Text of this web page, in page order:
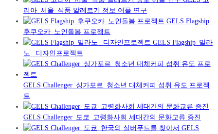
리아_서울_식품 알레르기 정보 어플 연구
GELS Flagship_
후쿠오카_노인돌봄 프로젝트
GELS Flagship_밀라
노_ 디자인프로젝트
GELS Challenger_싱가포르_청소년 대체커피 섭취 유도 프로젝
트
GELS Challenger_도쿄_고령화사회 세대간의 문화교류 증진
GELS